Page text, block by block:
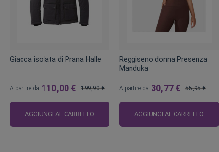
Giacca isolata di Prana Halle
A partire da 110,00 €
regolare
199,90 €
AGGIUNGI AL CARRELLO
Reggiseno donna Presenza
Manduka
A partire da 30,77 €
regolare
55,95 €
AGGIUNGI AL CARRELLO